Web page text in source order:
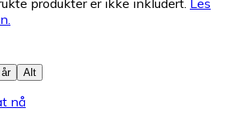
produkter er ikke inkludert. Les
Alt
nå